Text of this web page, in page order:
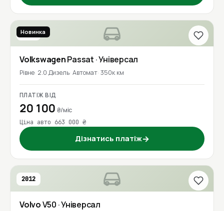
2016
Новинка
VolkswagenPassat · Універсал
Рівне 2.0 Дизель Автомат 350к км
ПЛАТІЖ ВІД
20 100 ₴/міс
Ціна авто 663 000 ₴
Дізнатись платіж→
2012
VolvoV50 · Універсал